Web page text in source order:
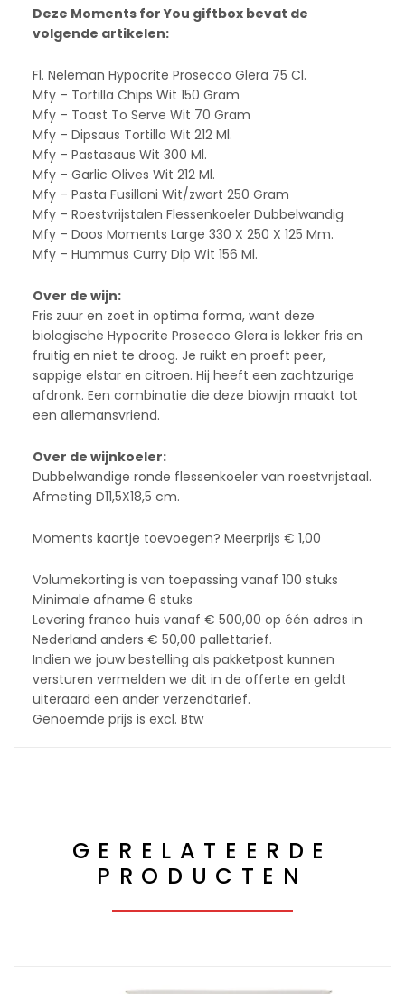
Deze Moments for You giftbox bevat de
volgende artikelen:
Fl. Neleman Hypocrite Prosecco Glera 75 Cl.
Mfy – Tortilla Chips Wit 150 Gram
Mfy – Toast To Serve Wit 70 Gram
Mfy – Dipsaus Tortilla Wit 212 Ml.
Mfy – Pastasaus Wit 300 Ml.
Mfy – Garlic Olives Wit 212 Ml.
Mfy – Pasta Fusilloni Wit/zwart 250 Gram
Mfy – Roestvrijstalen Flessenkoeler Dubbelwandig
Mfy – Doos Moments Large 330 X 250 X 125 Mm.
Mfy – Hummus Curry Dip Wit 156 Ml.
Over de wijn:
Fris zuur en zoet in optima forma, want deze
biologische Hypocrite Prosecco Glera is lekker fris en
fruitig en niet te droog. Je ruikt en proeft peer,
sappige elstar en citroen. Hij heeft een zachtzurige
afdronk. Een combinatie die deze biowijn maakt tot
een allemansvriend.
Over de wijnkoeler:
Dubbelwandige ronde flessenkoeler van roestvrijstaal.
Afmeting D11,5X18,5 cm.
Moments kaartje toevoegen? Meerprijs € 1,00
Volumekorting is van toepassing vanaf 100 stuks
Minimale afname 6 stuks
Levering franco huis vanaf € 500,00 op één adres in
Nederland anders € 50,00 pallettarief.
Indien we jouw bestelling als pakketpost kunnen
versturen vermelden we dit in de offerte en geldt
uiteraard een ander verzendtarief.
Genoemde prijs is excl. Btw
GERELATEERDE
PRODUCTEN